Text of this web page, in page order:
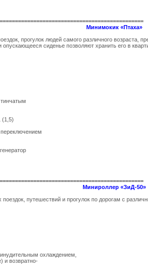
Минимокик «Птаха»
прогулок людей самого различного
сиденье позволяют хранить его в
(1,5)
Минироллер «ЗиД-50»
путешествий и прогулок по дорогам с
охлаждением,
и возвратно-